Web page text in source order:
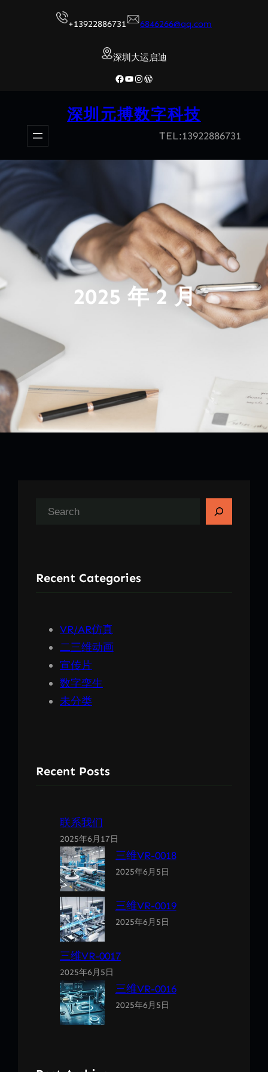
+13922886731 6846266@qq.com
深圳大运启迪
Facebook
YouTube
Instagram
WordPress
深圳元搏数字科技
TEL:13922886731
2025 年 2 月
Recent Categories
VR/AR仿真
二三维动画
宣传片
数字孪生
未分类
Recent Posts
联系我们
2025年6月17日
三维VR-0018
2025年6月5日
三维VR-0019
2025年6月5日
三维VR-0017
2025年6月5日
三维VR-0016
2025年6月5日